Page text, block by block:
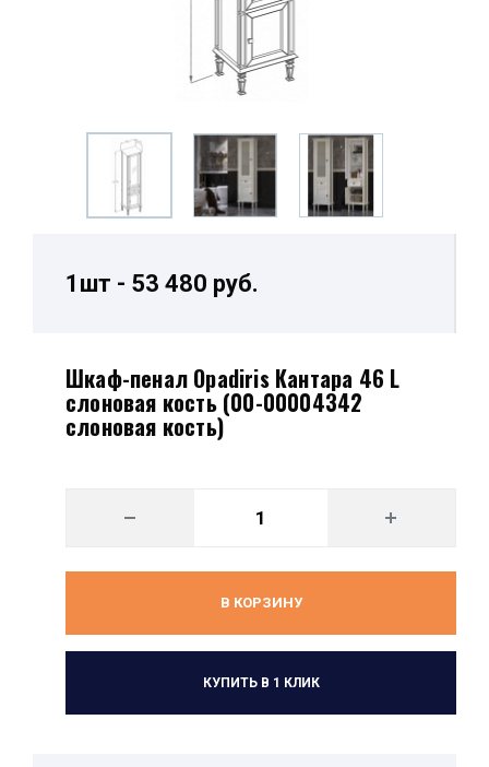
1шт - 53 480 руб.
Шкаф-пенал Opadiris Кантара 46 L
слоновая кость (00-00004342
слоновая кость)
В КОРЗИНУ
КУПИТЬ В 1 КЛИК